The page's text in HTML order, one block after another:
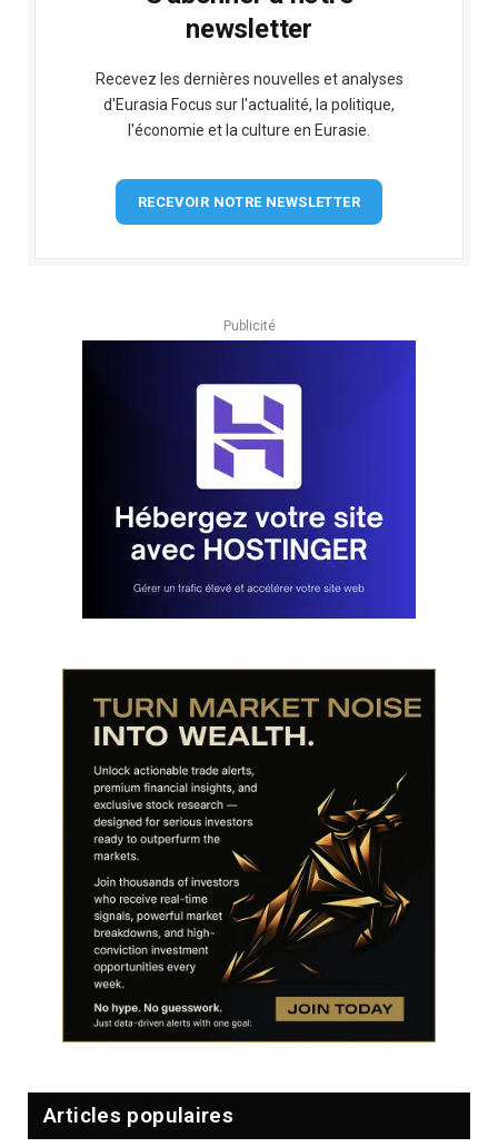
newsletter
Recevez les dernières nouvelles et analyses
d'Eurasia Focus sur l'actualité, la politique,
l'économie et la culture en Eurasie.
RECEVOIR NOTRE NEWSLETTER
Publicité
Articles populaires